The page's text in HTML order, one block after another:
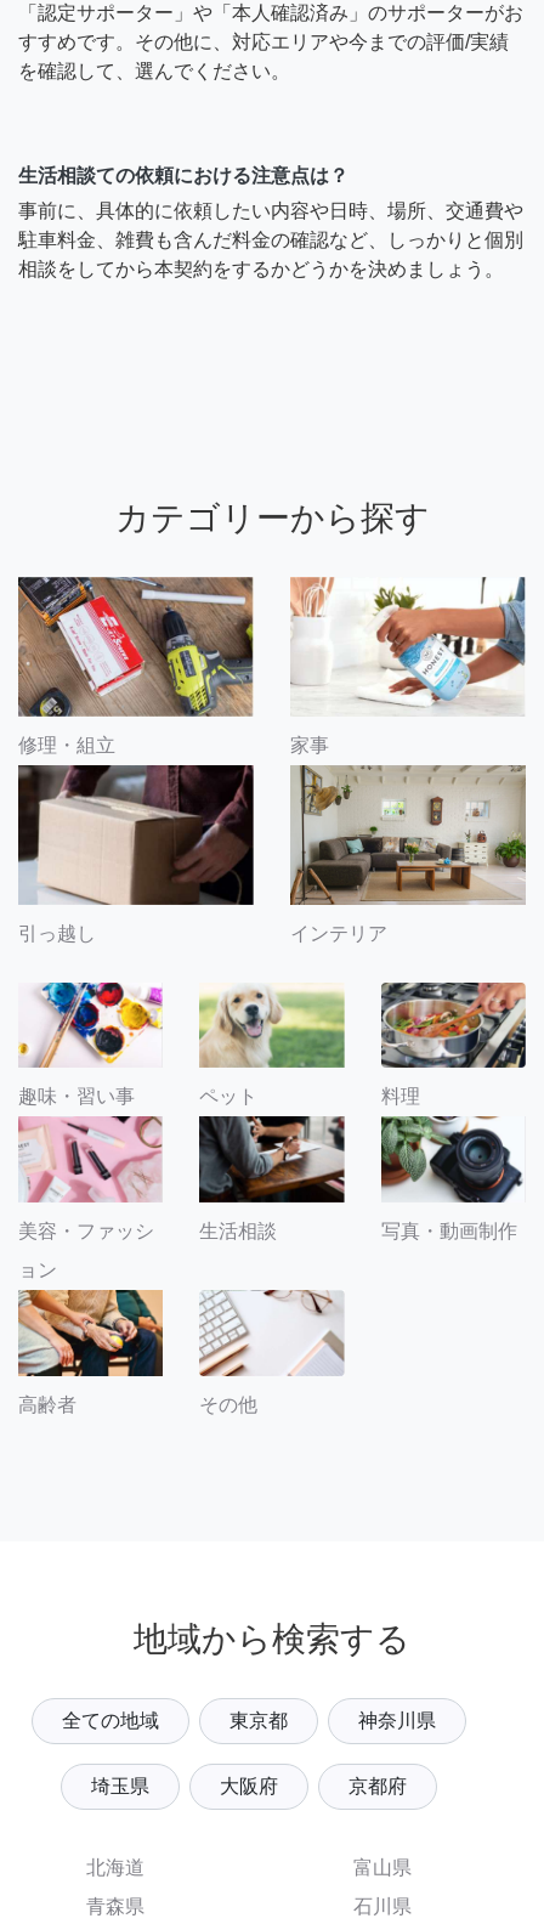
「認定サポーター」や「本人確認済み」のサポーターがお
すすめです。その他に、対応エリアや今までの評価/実績
を確認して、選んでください。
生活相談ての依頼における注意点は？
事前に、具体的に依頼したい内容や日時、場所、交通費や
駐車料金、雑費も含んだ料金の確認など、しっかりと個別
相談をしてから本契約をするかどうかを決めましょう。
カテゴリーから探す
修理・組立 家事
引っ越し インテリア
趣味・習い事 ペット 料理
美容・ファッシ
ョン
生活相談 写真・動画制作
高齢者 その他
地域から検索する
全ての地域 東京都 神奈川県
埼玉県 大阪府 京都府
北海道
青森県
富山県
石川県